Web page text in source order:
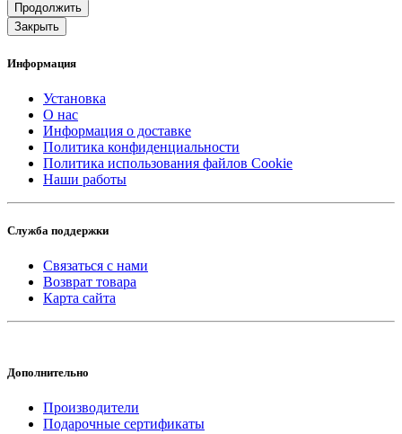
Продолжить
Закрыть
Информация
Установка
О нас
Информация о доставке
Политика конфиденциальности
Политика использования файлов Cookie
Наши работы
Служба поддержки
Связаться с нами
Возврат товара
Карта сайта
Дополнительно
Производители
Подарочные сертификаты